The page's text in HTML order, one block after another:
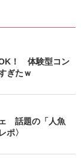
！ 体験型コン
ぎたｗ
ェ 話題の「人魚
ポ〉